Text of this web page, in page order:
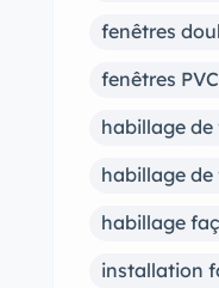
fenêtres
fenêtres
habillage
habillage
habillage
installation